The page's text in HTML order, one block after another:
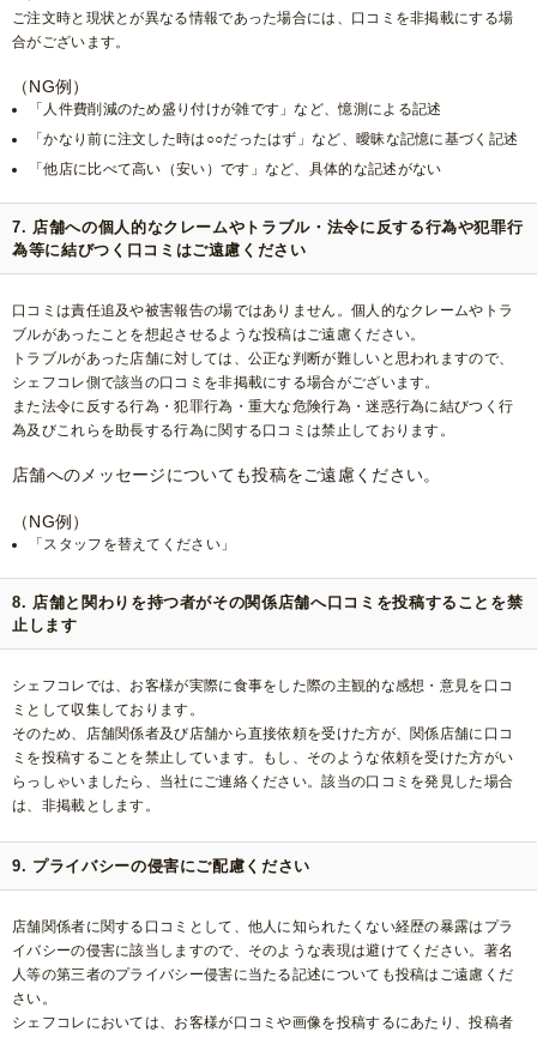
ご注文時と現状とが異なる情報であった場合には、口コミを非掲載にする場
合がございます。
（NG例）
「人件費削減のため盛り付けが雑です」など、憶測による記述
「かなり前に注文した時は○○だったはず」など、曖昧な記憶に基づく記述
「他店に比べて高い（安い）です」など、具体的な記述がない
7. 店舗への個人的なクレームやトラブル・法令に反する行為や犯罪行
為等に結びつく口コミはご遠慮ください
口コミは責任追及や被害報告の場ではありません。個人的なクレームやトラ
ブルがあったことを想起させるような投稿はご遠慮ください。
トラブルがあった店舗に対しては、公正な判断が難しいと思われますので、
シェフコレ側で該当の口コミを非掲載にする場合がございます。
また法令に反する行為・犯罪行為・重大な危険行為・迷惑行為に結びつく行
為及びこれらを助長する行為に関する口コミは禁止しております。
店舗へのメッセージについても投稿をご遠慮ください。
（NG例）
「スタッフを替えてください」
8. 店舗と関わりを持つ者がその関係店舗へ口コミを投稿することを禁
止します
シェフコレでは、お客様が実際に食事をした際の主観的な感想・意見を口コ
ミとして収集しております。
そのため、店舗関係者及び店舗から直接依頼を受けた方が、関係店舗に口コ
ミを投稿することを禁止しています。もし、そのような依頼を受けた方がい
らっしゃいましたら、当社にご連絡ください。該当の口コミを発見した場合
は、非掲載とします。
9. プライバシーの侵害にご配慮ください
店舗関係者に関する口コミとして、他人に知られたくない経歴の暴露はプラ
イバシーの侵害に該当しますので、そのような表現は避けてください。著名
人等の第三者のプライバシー侵害に当たる記述についても投稿はご遠慮くだ
さい。
シェフコレにおいては、お客様が口コミや画像を投稿するにあたり、投稿者